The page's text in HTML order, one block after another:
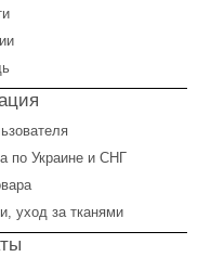
по Украине и СНГ
уход за тканями